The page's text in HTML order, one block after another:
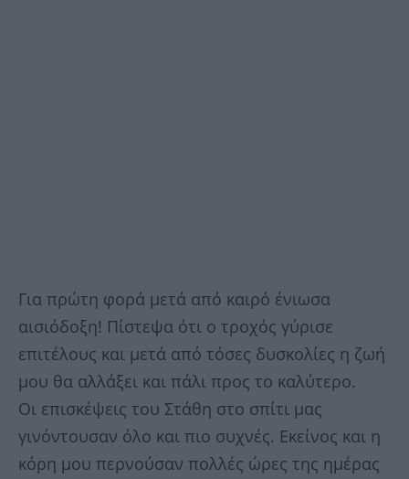
Για πρώτη φορά μετά από καιρό ένιωσα
αισιόδοξη! Πίστεψα ότι ο τροχός γύρισε
επιτέλους και μετά από τόσες δυσκολίες η ζωή
μου θα αλλάξει και πάλι προς το καλύτερο.
Οι επισκέψεις του Στάθη στο σπίτι μας
γινόντουσαν όλο και πιο συχνές. Εκείνος και η
κόρη μου περνούσαν πολλές ώρες της ημέρας